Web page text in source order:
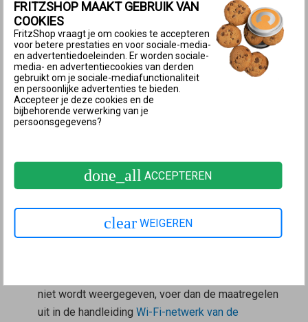
De Wi-Fi-verbinding wordt nu tot stand gebracht en
het iOS-apparaat heeft via de FRITZ!Box toegang
tot het internet.
3 Computer met FRITZ!Box verbinden
Windows
Klik in de taakbalk van Windows op
internet" en vervolgens op "Wi-Fi".
Als je Windows 11 gebruikt, klik dan op
"Beschikbare netwerken weergeven".
Klik in de lijst met beschikbare netwerken op de
naam van het Wi-Fi-netwerk (SSID) van de
niet wordt weergegeven, voer dan de maatregelen
uit in de handleiding Wi-Fi-netwerk van de
FRITZSHOP MAAKT GEBRUIK VAN
COOKIES
FritzShop vraagt je om cookies te accepteren
voor betere prestaties en voor sociale-media-
en advertentiedoeleinden. Er worden sociale-
media- en advertentiecookies van derden
gebruikt om je sociale-mediafunctionaliteit
en persoonlijke advertenties te bieden.
Accepteer je deze cookies en de
bijbehorende verwerking van je
persoonsgegevens?
done_all ACCEPTEREN
clear WEIGEREN